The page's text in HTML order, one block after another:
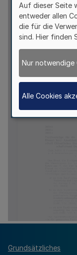
Grundsätzliches
Auf dieser Seite
entweder allen
die für die
sind. Hier finden
Nur notwendige
Alle Cookies